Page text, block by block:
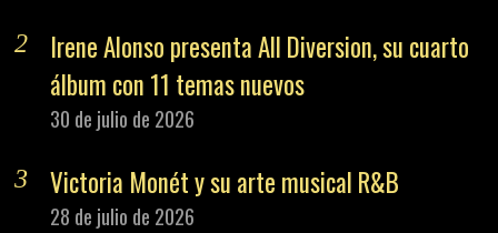
Irene Alonso presenta All Diversion, su cuarto
álbum con 11 temas nuevos
30 de julio de 2026
Victoria Monét y su arte musical R&B
28 de julio de 2026